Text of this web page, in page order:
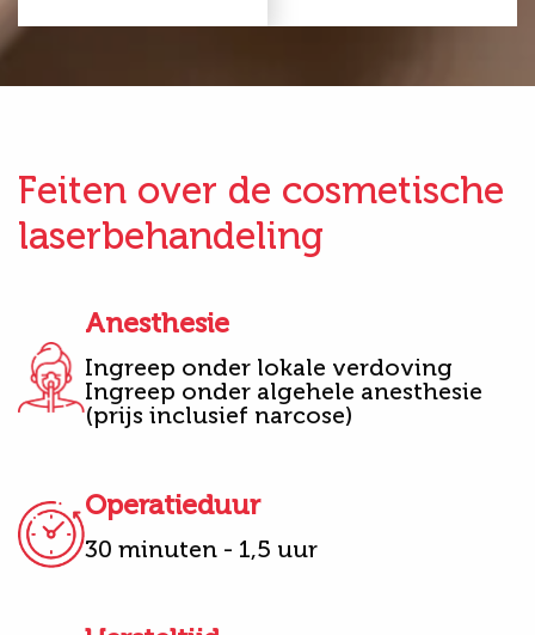
Feiten over de cosmetische
laserbehandeling
Anesthesie
Ingreep onder lokale verdoving
Ingreep onder algehele anesthesie
(prijs inclusief narcose)
Operatieduur
30 minuten - 1,5 uur